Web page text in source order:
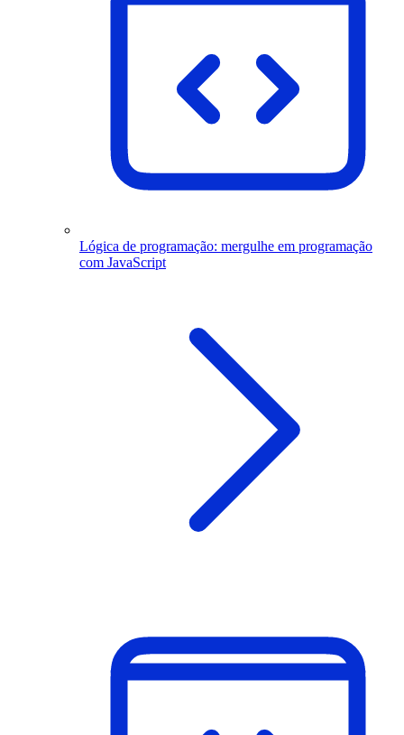
Lógica de programação: mergulhe em programação
com JavaScript